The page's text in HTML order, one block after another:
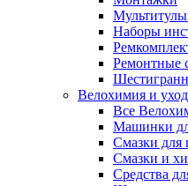
Наборы
Ремонтные
Велохимия и уход
Все
Машинки
Смазки для
Смазки и
Средства